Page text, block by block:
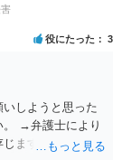
したことが記録
より動画を削除
まずは動画の配信
削除請求の通
よいと考えま
役にたった 3
しようと思った
。 →弁護士により
じます。